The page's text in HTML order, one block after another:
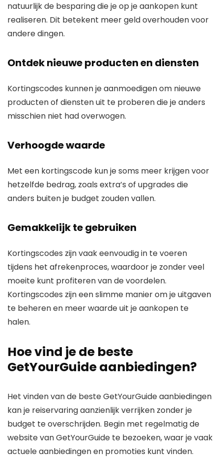
natuurlijk de besparing die je op je aankopen kunt
realiseren. Dit betekent meer geld overhouden voor
andere dingen.
Ontdek nieuwe producten en diensten
Kortingscodes kunnen je aanmoedigen om nieuwe
producten of diensten uit te proberen die je anders
misschien niet had overwogen.
Verhoogde waarde
Met een kortingscode kun je soms meer krijgen voor
hetzelfde bedrag, zoals extra’s of upgrades die
anders buiten je budget zouden vallen.
Gemakkelijk te gebruiken
Kortingscodes zijn vaak eenvoudig in te voeren
tijdens het afrekenproces, waardoor je zonder veel
moeite kunt profiteren van de voordelen.
Kortingscodes zijn een slimme manier om je uitgaven
te beheren en meer waarde uit je aankopen te
halen.
Hoe vind je de beste
GetYourGuide aanbiedingen?
Het vinden van de beste GetYourGuide aanbiedingen
kan je reiservaring aanzienlijk verrijken zonder je
budget te overschrijden. Begin met regelmatig de
website van GetYourGuide te bezoeken, waar je vaak
actuele aanbiedingen en promoties kunt vinden.